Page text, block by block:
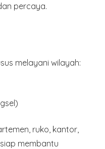
percaya.
melayani wilayah:
ruko, kantor,
membantu